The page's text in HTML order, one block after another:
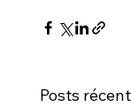
Posts